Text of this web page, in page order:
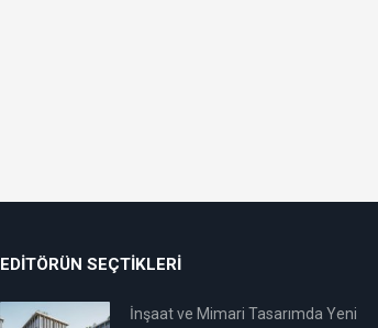
EDITÖRÜN SEÇTIKLERI
İnşaat ve Mimari Tasarımda Yeni